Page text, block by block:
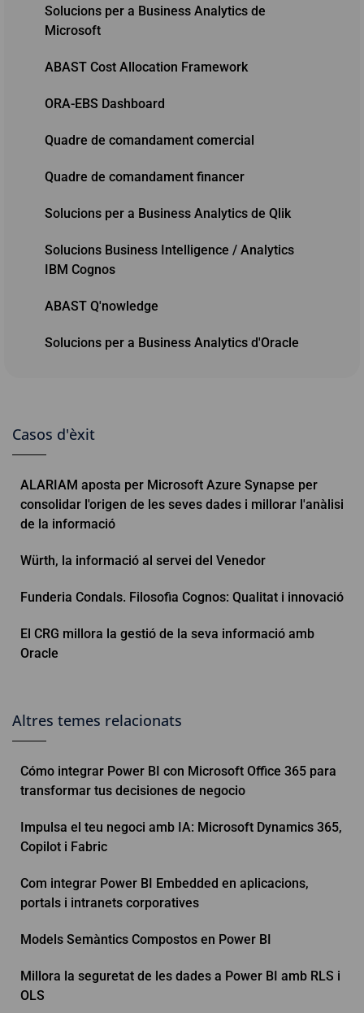
Solucions per a Business Analytics de
Microsoft
ABAST Cost Allocation Framework
ORA-EBS Dashboard
Quadre de comandament comercial
Quadre de comandament financer
Solucions per a Business Analytics de Qlik
Solucions Business Intelligence / Analytics
IBM Cognos
ABAST Q'nowledge
Solucions per a Business Analytics d'Oracle
Casos d'èxit
ALARIAM aposta per Microsoft Azure Synapse per
consolidar l'origen de les seves dades i millorar l'anàlisi
de la informació
Würth, la informació al servei del Venedor
Funderia Condals. Filosofia Cognos: Qualitat i innovació
El CRG millora la gestió de la seva informació amb
Oracle
Altres temes relacionats
Cómo integrar Power BI con Microsoft Office 365 para
transformar tus decisiones de negocio
Impulsa el teu negoci amb IA: Microsoft Dynamics 365,
Copilot i Fabric
Com integrar Power BI Embedded en aplicacions,
portals i intranets corporatives
Models Semàntics Compostos en Power BI
Millora la seguretat de les dades a Power BI amb RLS i
OLS